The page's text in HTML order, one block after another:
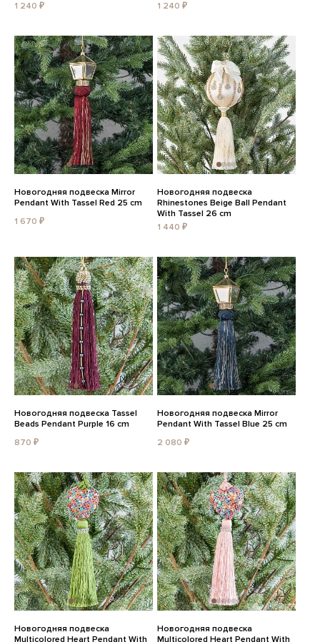
1 240 ₽
1 240 ₽
Новогодняя подвеска Mirror
Pendant With Tassel Red 25 cm
1 670 ₽
Новогодняя подвеска
Rhinestones Beige Ball Pendant
With Tassel 26 cm
1 440 ₽
Новогодняя подвеска Tassel
Beads Pendant Purple 16 cm
870 ₽
Новогодняя подвеска Mirror
Pendant With Tassel Blue 25 cm
2 080 ₽
Новогодняя подвеска
Multicolored Heart Pendant With
Новогодняя подвеска
Multicolored Heart Pendant With